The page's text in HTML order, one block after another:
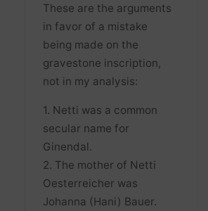
These are the arguments
in favor of a mistake
being made on the
gravestone inscription,
not in my analysis:
1. Netti was a common
secular name for
Ginendal.
2. The mother of Netti
Oesterreicher was
Johanna (Hani) Bauer.